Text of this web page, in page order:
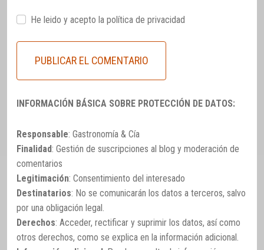
He leido y acepto la política de privacidad
INFORMACIÓN BÁSICA SOBRE PROTECCIÓN DE DATOS:
Responsable: Gastronomía & Cía
Finalidad: Gestión de suscripciones al blog y moderación de
comentarios
Legitimación: Consentimiento del interesado
Destinatarios: No se comunicarán los datos a terceros, salvo
por una obligación legal.
Derechos: Acceder, rectificar y suprimir los datos, así como
otros derechos, como se explica en la información adicional.